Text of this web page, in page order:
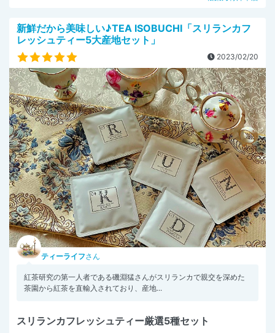
新鮮だから美味しい♪TEA ISOBUCHI「スリランカフ
レッシュティー5大産地セット」
2023/02/20
ティーライフさん
紅茶研究の第一人者である磯淵猛さんがスリランカで親交を深めた
茶園から紅茶を直輸入されており、産地...
スリランカフレッシュティー厳選5種セット